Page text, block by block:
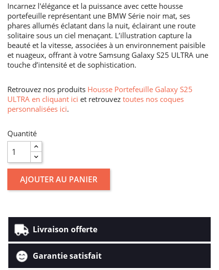
Incarnez l'élégance et la puissance avec cette housse
portefeuille représentant une BMW Série noir mat, ses
phares allumés éclatant dans la nuit, éclairant une route
solitaire sous un ciel menaçant. L’illustration capture la
beauté et la vitesse, associées à un environnement paisible
et nuageux, offrant à votre Samsung Galaxy S25 ULTRA une
touche d’intensité et de sophistication.
Retrouvez nos produits Housse Portefeuille Galaxy S25
ULTRA en cliquant ici et retrouvez toutes nos coques
personnalisées ici.
Quantité
AJOUTER AU PANIER
Livraison offerte
Garantie satisfait